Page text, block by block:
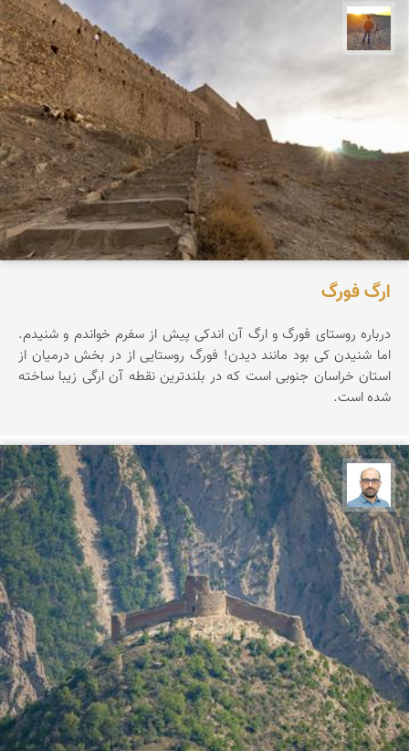
ارگ فورگ
درباره روستای فورگ و ارگ آن اندکی پیش از سفرم خواندم و شنیدم.
اما شنیدن کی بود مانند دیدن! فورگ روستایی از در بخش درمیان از
استان خراسان جنوبی است که در بلندترین نقطه آن ارگی زیبا ساخته
شده است.
بابک ارجمندی